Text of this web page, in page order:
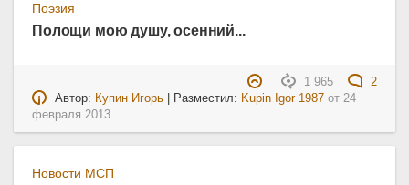
Поэзия
Полощи мою душу, осенний...
1 965
2
Автор: Купин Игорь | Разместил: Kupin Igor 1987 от 24
февраля 2013
Новости МСП